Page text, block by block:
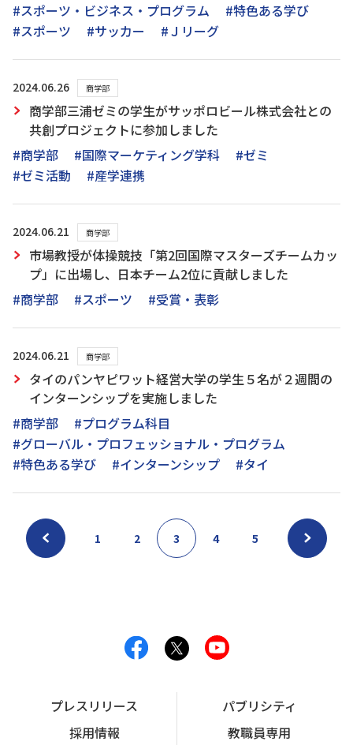
#スポーツ・ビジネス・プログラム
#特色ある学び
#スポーツ
#サッカー #Ｊリーグ
2024.06.26 商学部
商学部三浦ゼミの学生がサッポロビール株式会社との
共創プロジェクトに参加しました
#商学部
#国際マーケティング学科
#ゼミ
#ゼミ活動
#産学連携
2024.06.21 商学部
市場教授が体操競技「第2回国際マスターズチームカッ
プ」に出場し、日本チーム2位に貢献しました
#商学部
#スポーツ #受賞・表彰
2024.06.21 商学部
タイのパンヤピワット経営大学の学生５名が２週間の
インターンシップを実施しました
#商学部
#プログラム科目
#グローバル・プロフェッショナル・プログラム
#特色ある学び
#インターンシップ #タイ
1 2 3 4 5
プレスリリース
パブリシティ
採用情報
教職員専用